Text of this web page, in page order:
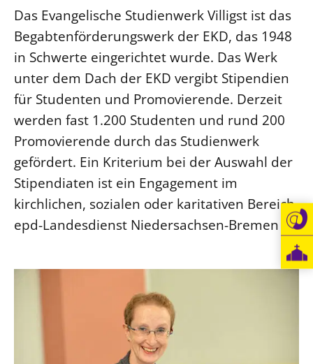
Das Evangelische Studienwerk Villigst ist das
Begabtenförderungswerk der EKD, das 1948
in Schwerte eingerichtet wurde. Das Werk
unter dem Dach der EKD vergibt Stipendien
für Studenten und Promovierende. Derzeit
werden fast 1.200 Studenten und rund 200
Promovierende durch das Studienwerk
gefördert. Ein Kriterium bei der Auswahl der
Stipendiaten ist ein Engagement im
kirchlichen, sozialen oder karitativen Bereich.
epd-Landesdienst Niedersachsen-Bremen
BIBLIOTHEK & ARCHIV
SERVICE
Älterwerden im Pfarrberuf
Beteiligungsverfahren
Ephoralbüro
Finanzplanung
Fundraising
IT-Service
Interventionsplan
Kantine Speiseplan
Kirchliches Amtsblatt
Kirchliche Verwaltung